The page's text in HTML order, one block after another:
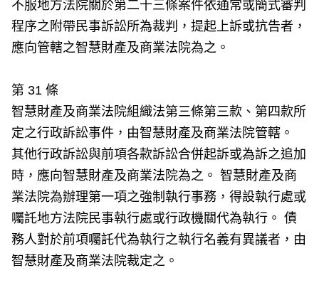
不服地方法院關於第二十三條案件依通常或簡式審判
程序之附帶民事訴訟所為裁判，提起上訴或抗告者，
應向管轄之智慧財產及商業法院為之。
第 31 條
智慧財產及商業法院組織法第三條第三款、第四款所
定之行政訴訟事件，由智慧財產及商業法院管轄。
其他行政訴訟與前項各款訴訟合併起訴或為訴之追加
時，應向智慧財產及商業法院為之。 智慧財產及商
業法院為辦理第一項之強制執行事務，得設執行處或
囑託地方法院民事執行處或行政機關代為執行。 債
務人對於前項囑託代為執行之執行名義有異議者，由
智慧財產及商業法院裁定之。